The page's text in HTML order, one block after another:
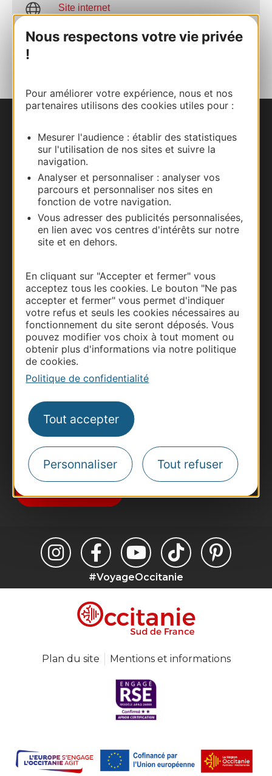
Nous respectons votre vie privée
!
Pour améliorer votre expérience, nous et nos
partenaires utilisons des cookies utiles pour :
Mesurer l'audience : établir des statistiques
sur l'utilisation de nos sites et suivre la
navigation.
Analyser et personnaliser : analyser vos
parcours et personnaliser nos sites en
fonction de votre navigation.
Vous adresser des publicités personnalisées,
en lien avec vos centres d'intérêts sur notre
site et en dehors.
En cliquant sur "Accepter et fermer" vous
acceptez tous les cookies. Le bouton "Ne pas
accepter et fermer" vous permet d'indiquer
votre refus et seuls les cookies nécessaires au
fonctionnement du site seront déposés. Vous
pouvez modifier vos choix à tout moment ou
obtenir plus d'informations via notre politique
de cookies.
Politique de confidentialité
Tout accepter
Personnaliser Tout refuser
Site internet
AJOUTER
Carte interactive
Documentation
Thermalisme
Business/Mice
Site presse et d'influence
Voyagistes
Destination Sport
Inscrivez-vous à la lettre d'information
Destination Occitanie pour recevoir des
suggestions de séjours, de visites et de sorties.
#VoyageOccitanie
Plan du site Mentions et informations